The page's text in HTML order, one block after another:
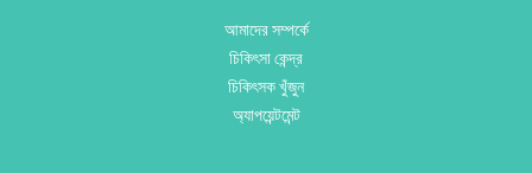
আমাদের সম্পর্কে
চিকিৎসা কেন্দ্র
চিকিৎসক খুঁজুন
অ্যাপয়েন্টমেন্ট